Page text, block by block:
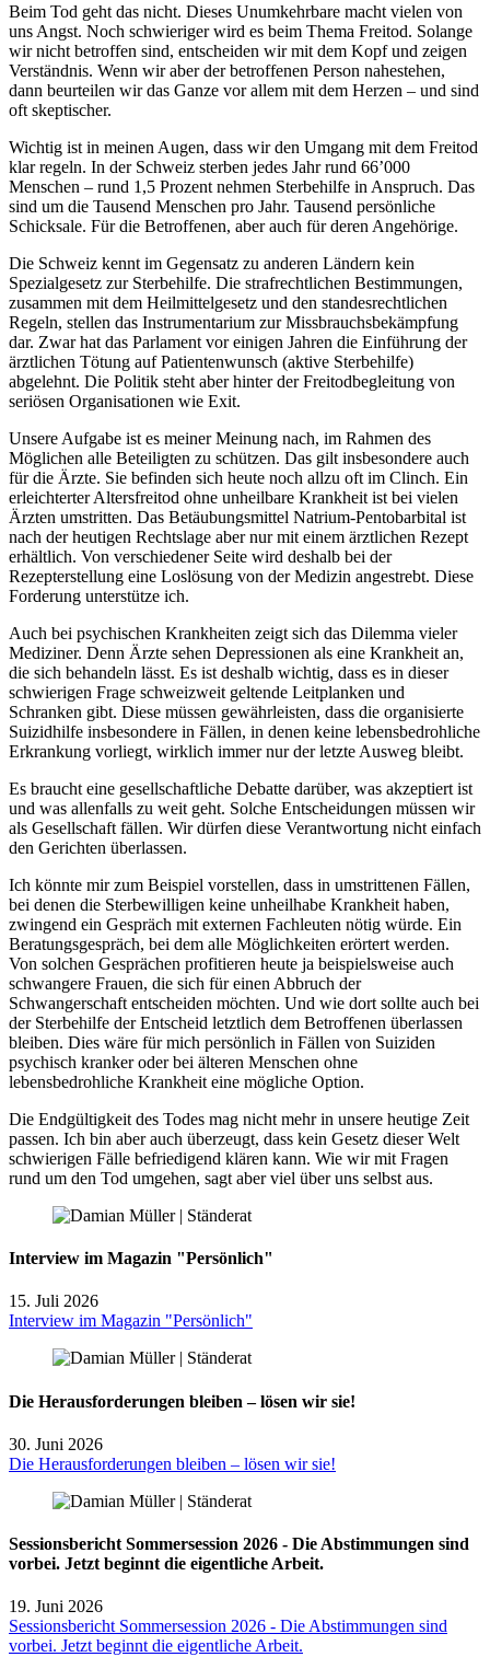
Beim Tod geht das nicht. Dieses Unumkehrbare macht vielen von
uns Angst. Noch schwieriger wird es beim Thema Freitod. Solange
wir nicht betroffen sind, entscheiden wir mit dem Kopf und zeigen
Verständnis. Wenn wir aber der betroffenen Person nahestehen,
dann beurteilen wir das Ganze vor allem mit dem Herzen – und sind
oft skeptischer.
Wichtig ist in meinen Augen, dass wir den Umgang mit dem Freitod
klar regeln. In der Schweiz sterben jedes Jahr rund 66’000
Menschen – rund 1,5 Prozent nehmen Sterbehilfe in Anspruch. Das
sind um die Tausend Menschen pro Jahr. Tausend persönliche
Schicksale. Für die Betroffenen, aber auch für deren Angehörige.
Die Schweiz kennt im Gegensatz zu anderen Ländern kein
Spezialgesetz zur Sterbehilfe. Die strafrechtlichen Bestimmungen,
zusammen mit dem Heilmittelgesetz und den standesrechtlichen
Regeln, stellen das Instrumentarium zur Missbrauchsbekämpfung
dar. Zwar hat das Parlament vor einigen Jahren die Einführung der
ärztlichen Tötung auf Patientenwunsch (aktive Sterbehilfe)
abgelehnt. Die Politik steht aber hinter der Freitodbegleitung von
seriösen Organisationen wie Exit.
Unsere Aufgabe ist es meiner Meinung nach, im Rahmen des
Möglichen alle Beteiligten zu schützen. Das gilt insbesondere auch
für die Ärzte. Sie befinden sich heute noch allzu oft im Clinch. Ein
erleichterter Altersfreitod ohne unheilbare Krankheit ist bei vielen
Ärzten umstritten. Das Betäubungsmittel Natrium-Pentobarbital ist
nach der heutigen Rechtslage aber nur mit einem ärztlichen Rezept
erhältlich. Von verschiedener Seite wird deshalb bei der
Rezepterstellung eine Loslösung von der Medizin angestrebt. Diese
Forderung unterstütze ich.
Auch bei psychischen Krankheiten zeigt sich das Dilemma vieler
Mediziner. Denn Ärzte sehen Depressionen als eine Krankheit an,
die sich behandeln lässt. Es ist deshalb wichtig, dass es in dieser
schwierigen Frage schweizweit geltende Leitplanken und
Schranken gibt. Diese müssen gewährleisten, dass die organisierte
Suizidhilfe insbesondere in Fällen, in denen keine lebensbedrohliche
Erkrankung vorliegt, wirklich immer nur der letzte Ausweg bleibt.
Es braucht eine gesellschaftliche Debatte darüber, was akzeptiert ist
und was allenfalls zu weit geht. Solche Entscheidungen müssen wir
als Gesellschaft fällen. Wir dürfen diese Verantwortung nicht einfach
den Gerichten überlassen.
Ich könnte mir zum Beispiel vorstellen, dass in umstrittenen Fällen,
bei denen die Sterbewilligen keine unheilhabe Krankheit haben,
zwingend ein Gespräch mit externen Fachleuten nötig würde. Ein
Beratungsgespräch, bei dem alle Möglichkeiten erörtert werden.
Von solchen Gesprächen profitieren heute ja beispielsweise auch
schwangere Frauen, die sich für einen Abbruch der
Schwangerschaft entscheiden möchten. Und wie dort sollte auch bei
der Sterbehilfe der Entscheid letztlich dem Betroffenen überlassen
bleiben. Dies wäre für mich persönlich in Fällen von Suiziden
psychisch kranker oder bei älteren Menschen ohne
lebensbedrohliche Krankheit eine mögliche Option.
Die Endgültigkeit des Todes mag nicht mehr in unsere heutige Zeit
passen. Ich bin aber auch überzeugt, dass kein Gesetz dieser Welt
schwierigen Fälle befriedigend klären kann. Wie wir mit Fragen
rund um den Tod umgehen, sagt aber viel über uns selbst aus.
Interview im Magazin "Persönlich"
15. Juli 2026
Interview im Magazin "Persönlich"
Die Herausforderungen bleiben – lösen wir sie!
30. Juni 2026
Die Herausforderungen bleiben – lösen wir sie!
Sessionsbericht Sommersession 2026 - Die Abstimmungen sind
vorbei. Jetzt beginnt die eigentliche Arbeit.
19. Juni 2026
Sessionsbericht Sommersession 2026 - Die Abstimmungen sind
vorbei. Jetzt beginnt die eigentliche Arbeit.